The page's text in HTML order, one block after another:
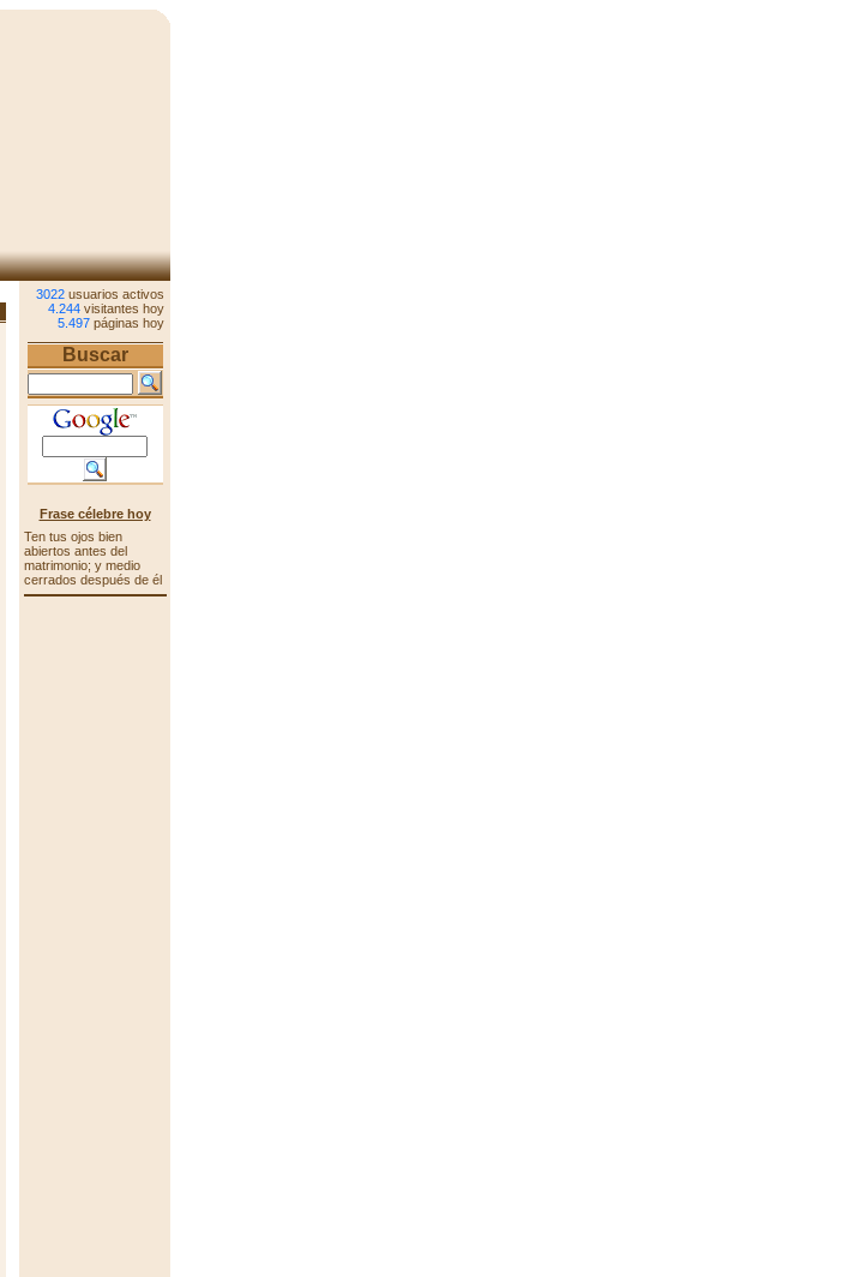
3022 usuarios activos
4.244 visitantes hoy
5.497 páginas hoy
Buscar
Frase célebre hoy
Ten tus ojos bien
abiertos antes del
matrimonio; y medio
cerrados después de él